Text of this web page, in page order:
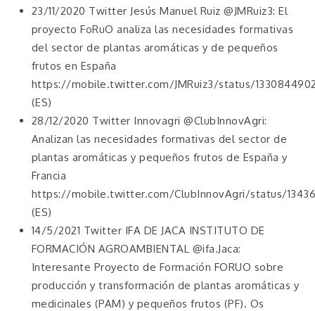
23/11/2020 Twitter Jesús Manuel Ruiz @JMRuiz3: El
proyecto FoRuO analiza las necesidades formativas
del sector de plantas aromáticas y de pequeños
frutos en España
https://mobile.twitter.com/JMRuiz3/status/
(ES)
28/12/2020 Twitter Innovagri @ClubInnovAgri:
Analizan las necesidades formativas del sector de
plantas aromáticas y pequeños frutos de España y
Francia
https://mobile.twitter.com/ClubInnovAgri/status/
(ES)
14/5/2021 Twitter IFA DE JACA INSTITUTO DE
FORMACIÓN AGROAMBIENTAL @ifa.Jaca:
Interesante Proyecto de Formación FORUO sobre
producción y transformación de plantas aromáticas y
medicinales (PAM) y pequeños frutos (PF). Os